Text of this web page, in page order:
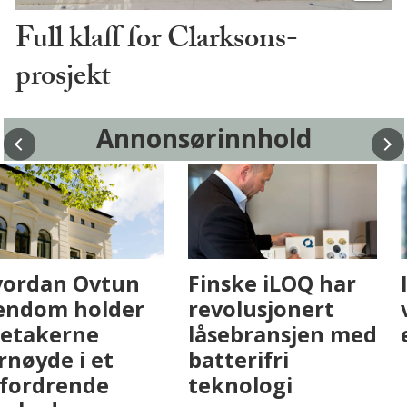
Full klaff for Clarksons-
prosjekt
Annonsørinnhold
Fenistra endrer
eiendomsbransjen
med AI. Slik ser vi
på fremtiden
Hvordan Ovtun
Eiendom holder
leietakerne
fornøyde i et
utfordrende